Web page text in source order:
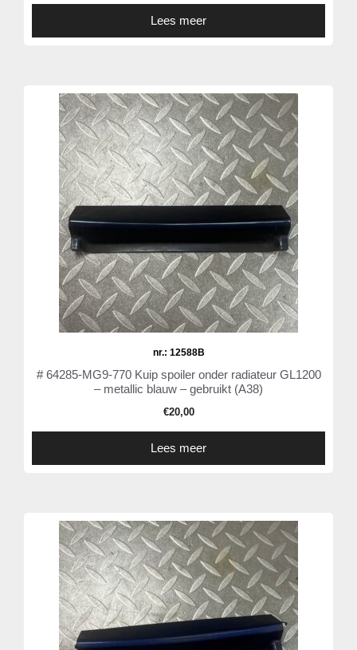
Lees meer
nr.: 12588B
# 64285-MG9-770 Kuip spoiler onder radiateur GL1200
– metallic blauw – gebruikt (A38)
€20,00
Lees meer